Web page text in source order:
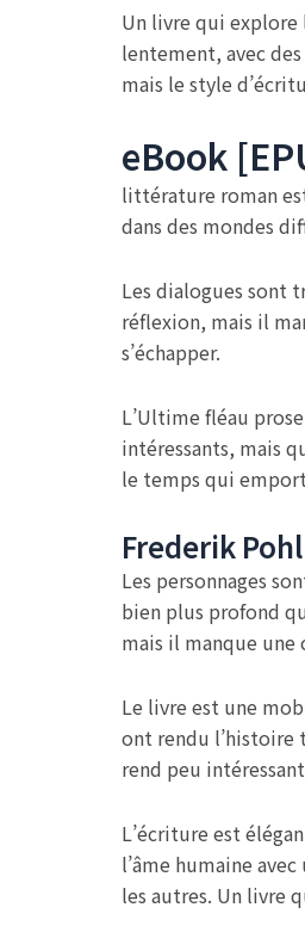
Un livre qui explore
lentement, avec
mais le style
eBook
littérature roman
dans des mondes
Les dialogues sont
réflexion, mais il
s’échapper.
L’Ultime fléau
intéressants, mais
le temps qui
Frederik
Les personnages
bien plus profond
mais il manque
Le livre est une
ont rendu l’histoire
rend peu
L’écriture est
l’âme humaine
les autres. Un livre